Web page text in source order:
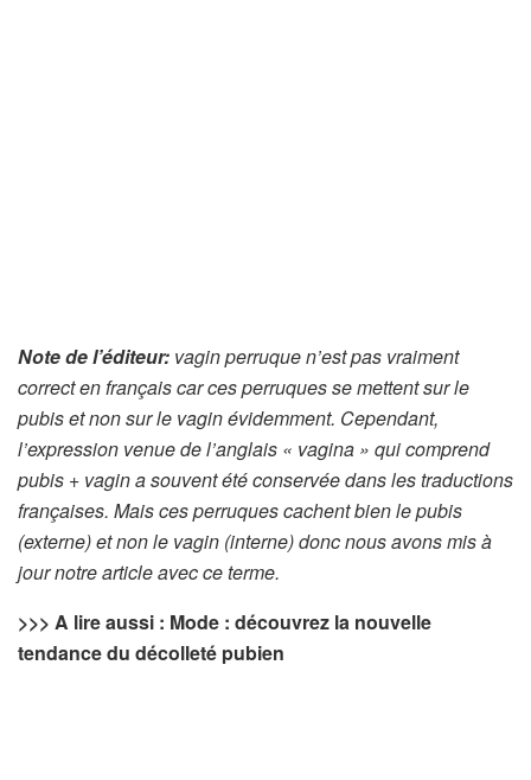
Note de l’éditeur: vagin perruque n’est pas vraiment
correct en français car ces perruques se mettent sur le
pubis et non sur le vagin évidemment. Cependant,
l’expression venue de l’anglais « vagina » qui comprend
pubis + vagin a souvent été conservée dans les traductions
françaises. Mais ces perruques cachent bien le pubis
(externe) et non le vagin (interne) donc nous avons mis à
jour notre article avec ce terme.
>>> A lire aussi : Mode : découvrez la nouvelle
tendance du décolleté pubien